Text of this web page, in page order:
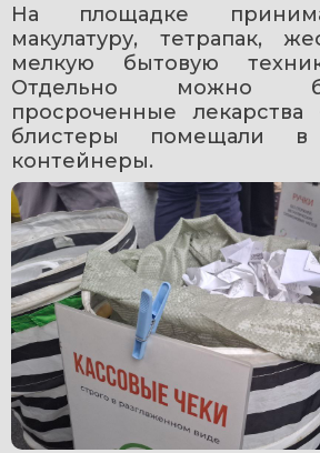
На площадке
макулатуру, тетрапак,
мелкую бытовую
Отдельно можно
просроченные
блистеры помещали в
контейнеры.